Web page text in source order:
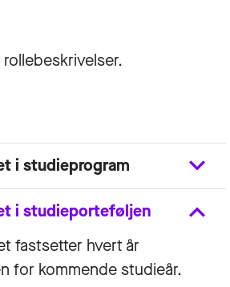
i studieprogram
i studieporteføljen
fastsetter hvert år
for kommende studieår.